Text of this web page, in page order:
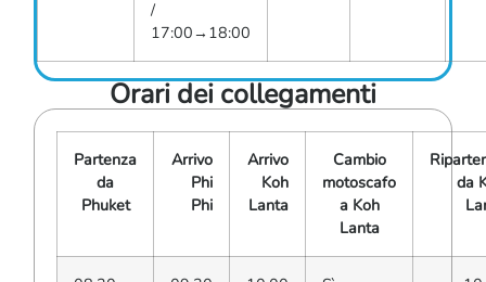
/
17:00→18:00
Orari dei collegamenti
Partenza
da
Phuket
Arrivo
Phi
Phi
Arrivo
Koh
Lanta
Cambio
motoscafo
a Koh
Lanta
da